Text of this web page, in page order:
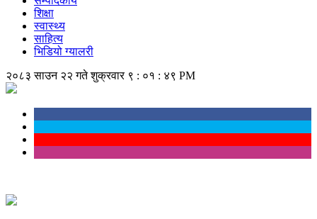
शिक्षा
स्वास्थ्य
साहित्य
भिडियो ग्यालरी
२०८३ साउन २२ गते शुक्रवार ९ : ०१ : ४९ PM